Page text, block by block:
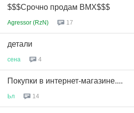
$$$Срочно продам BMX$$$
Agressor (RzN) 17
детали
сена 4
Покупки в интернет-магазине....
Ьл 14